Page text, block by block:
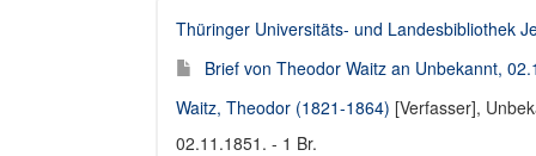
Thüringer Universitäts- und Landesbibliothek
Brief von Theodor Waitz an Unbekannt,
Waitz, Theodor (1821-1864) [Verfasser],
02.11.1851. - 1 Br.